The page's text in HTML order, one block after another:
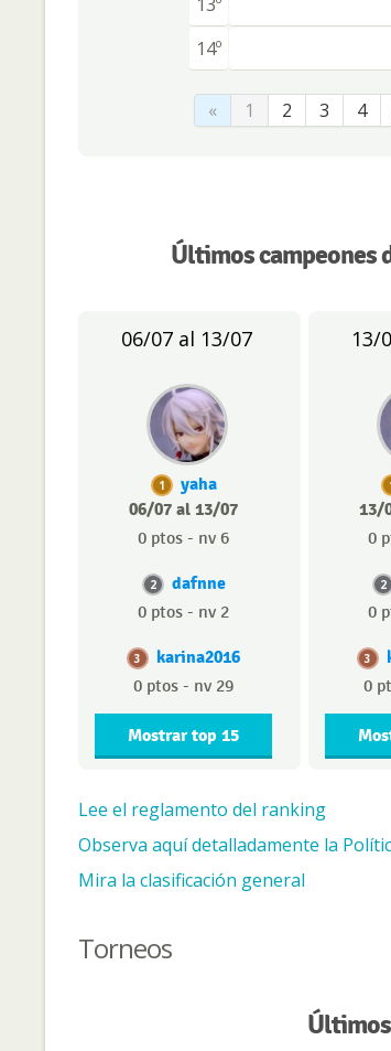
14º
« 1 2 3 4
Últimos campeones
06/07 al 13/07
1
yaha
06/07 al 13/07
0 ptos - nv 6
2 dafnne
0 ptos - nv 2
3 karina2016
0 ptos - nv 29
Mostrar top 15
13/
13/
0
2
0
3
0
Lee el reglamento del ranking
Observa aquí detalladamente la
Mira la clasificación general
Torneos